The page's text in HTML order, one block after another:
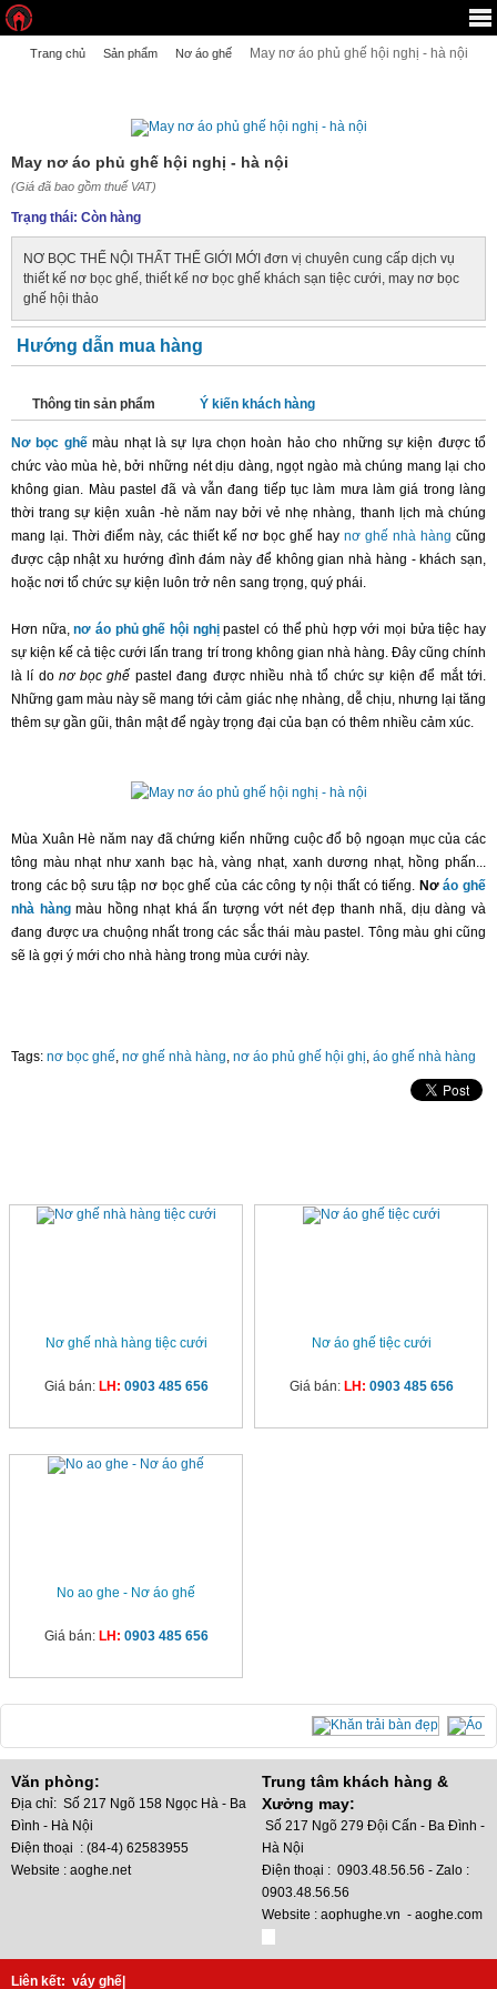
Trang chủ Sản phẩm Nơ áo ghế May nơ áo phủ ghế hội nghị - hà nội
May nơ áo phủ ghế hội nghị - hà nội
(Giá đã bao gồm thuế VAT)
Trạng thái: Còn hàng
NƠ BỌC THẾ NỘI THẤT THẾ GIỚI MỚI đơn vị chuyên cung cấp dịch vụ
thiết kế nơ bọc ghế, thiết kế nơ bọc ghế khách sạn tiệc cưới, may nơ bọc
ghế hội thảo
Hướng dẫn mua hàng
Thông tin sản phẩm Ý kiến khách hàng
Nơ bọc ghếmàu nhạt là sự lựa chọn hoàn hảo cho những sự kiện được tổ
chức vào mùa hè, bởi những nét dịu dàng, ngọt ngào mà chúng mang lại cho
không gian. Màu pastel đã và vẫn đang tiếp tục làm mưa làm giá trong làng
thời trang sự kiện xuân -hè năm nay bởi vẻ nhẹ nhàng, thanh lịch mà chúng
mang lại. Thời điểm này, các thiết kế nơ bọc ghế hay nơ ghế nhà hàng cũng
được cập nhật xu hướng đình đám này để không gian nhà hàng - khách sạn,
hoặc nơi tổ chức sự kiện luôn trở nên sang trọng, quý phái.
Hơn nữa, nơ áo phủ ghế hội nghịpastel có thể phù hợp với mọi bửa tiệc hay
sự kiện kế cả tiệc cưới lấn trang trí trong không gian nhà hàng. Đây cũng chính
là lí donơ bọc ghế pastel đang được nhiều nhà tổ chức sự kiện để mắt tới.
Những gam màu này sẽ mang tới cảm giác nhẹ nhàng, dễ chịu, nhưng lại tăng
thêm sự gần gũi, thân mật để ngày trọng đại của bạn có thêm nhiều cảm xúc.
Mùa Xuân Hè năm nay đã chứng kiến những cuộc đổ bộ ngoạn mục của các
tông màu nhạt như xanh bạc hà, vàng nhạt, xanh dương nhạt, hồng phấn...
trong các bộ sưu tập nơ bọc ghế của các công ty nội thất có tiếng. Nơáo ghế
nhà hàngmàu hồng nhạt khá ấn tượng vớt nét đẹp thanh nhã, dịu dàng và
đang được ưa chuộng nhất trong các sắc thái màu pastel. Tông màu ghi cũng
sẽ là gợi ý mới cho nhà hàng trong mùa cưới này.
Tags: nơ bọc ghế, nơ ghế nhà hàng, nơ áo phủ ghế hội ghị, áo ghế nhà hàng
Nơ ghế nhà hàng tiệc cưới
Giá bán: LH: 0903 485 656
Nơ áo ghế tiệc cưới
Giá bán: LH: 0903 485 656
No ao ghe - Nơ áo ghế
Giá bán: LH: 0903 485 656
Văn phòng:
Địa chỉ: Số 217 Ngõ 158 Ngọc Hà - Ba
Đình - Hà Nội
Điện thoại : (84-4) 62583955
Website : aoghe.net
Trung tâm khách hàng &
Xưởng may:
Số 217 Ngõ 279 Đội Cấn - Ba Đình -
Hà Nội
Điện thoại : 0903.48.56.56 - Zalo :
0903.48.56.56
Website : aophughe.vn - aoghe.com
Liên kết: váy ghế